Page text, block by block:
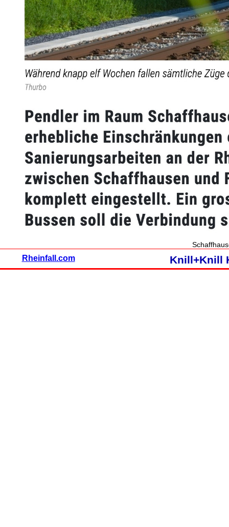
Rheinfall.com Knill+Knill